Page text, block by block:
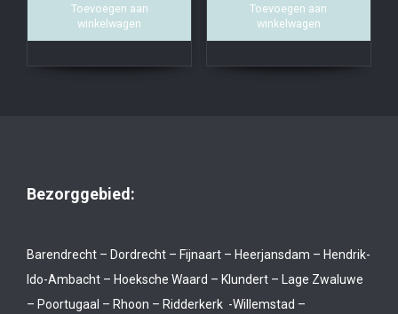
Toevoegen aan
winkelwagen
Toevoegen aan
winkelwagen
Bezorggebied:
Barendrecht – Dordrecht – Fijnaart – Heerjansdam – Hendrik-
Ido-Ambacht – Hoeksche Waard – Klundert – Lage Zwaluwe
– Poortugaal – Rhoon – Ridderkerk -Willemstad –